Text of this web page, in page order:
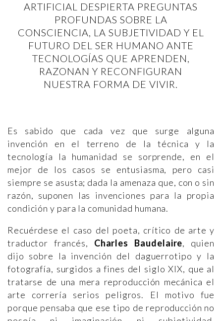
ARTIFICIAL DESPIERTA PREGUNTAS
PROFUNDAS SOBRE LA
CONSCIENCIA, LA SUBJETIVIDAD Y EL
FUTURO DEL SER HUMANO ANTE
TECNOLOGÍAS QUE APRENDEN,
RAZONAN Y RECONFIGURAN
NUESTRA FORMA DE VIVIR.
Es sabido que cada vez que surge alguna
invención en el terreno de la técnica y la
tecnología la humanidad se sorprende, en el
mejor de los casos se entusiasma, pero casi
siempre se asusta; dada la amenaza que, con o sin
razón, suponen las invenciones para la propia
condición y para la comunidad humana.
Recuérdese el caso del poeta, crítico de arte y
traductor francés, Charles Baudelaire, quien
dijo sobre la invención del daguerrotipo y la
fotografía, surgidos a fines del siglo XIX, que al
tratarse de una mera reproducción mecánica el
arte correría serios peligros. El motivo fue
porque pensaba que ese tipo de reproducción no